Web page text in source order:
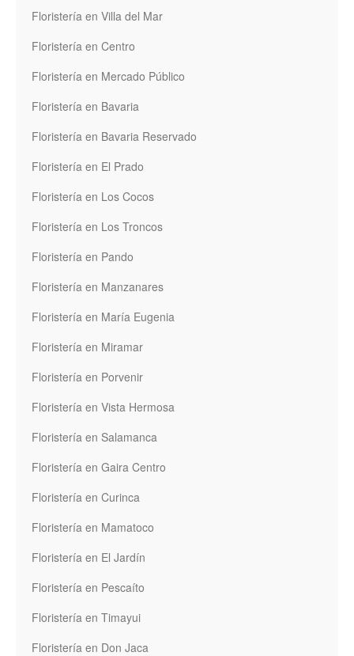
Floristería en Villa del Mar
Floristería en Centro
Floristería en Mercado Público
Floristería en Bavaria
Floristería en Bavaria Reservado
Floristería en El Prado
Floristería en Los Cocos
Floristería en Los Troncos
Floristería en Pando
Floristería en Manzanares
Floristería en María Eugenia
Floristería en Miramar
Floristería en Porvenir
Floristería en Vista Hermosa
Floristería en Salamanca
Floristería en Gaira Centro
Floristería en Curinca
Floristería en Mamatoco
Floristería en El Jardín
Floristería en Pescaíto
Floristería en Timayui
Floristería en Don Jaca